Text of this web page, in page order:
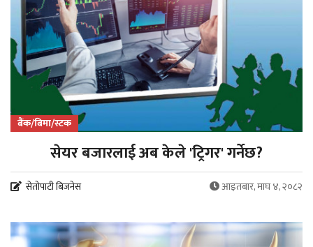
बैंक/बिमा/स्टक
सेयर बजारलाई अब केले 'ट्रिगर' गर्नेछ?
सेतोपाटी बिजनेस आइतबार, माघ ४, २०८२